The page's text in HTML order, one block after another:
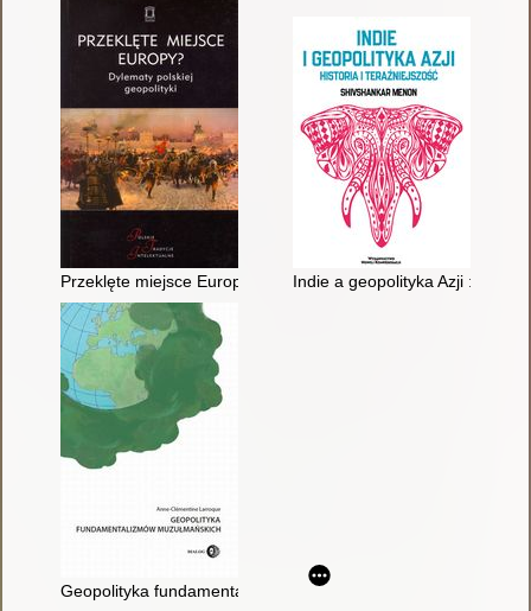
Przeklęte miejsce Europy? : dylematy polskiej geopolityki
Indie a geopolityka Azji :
Geopolityka fundamentalizmów muzułmańskich